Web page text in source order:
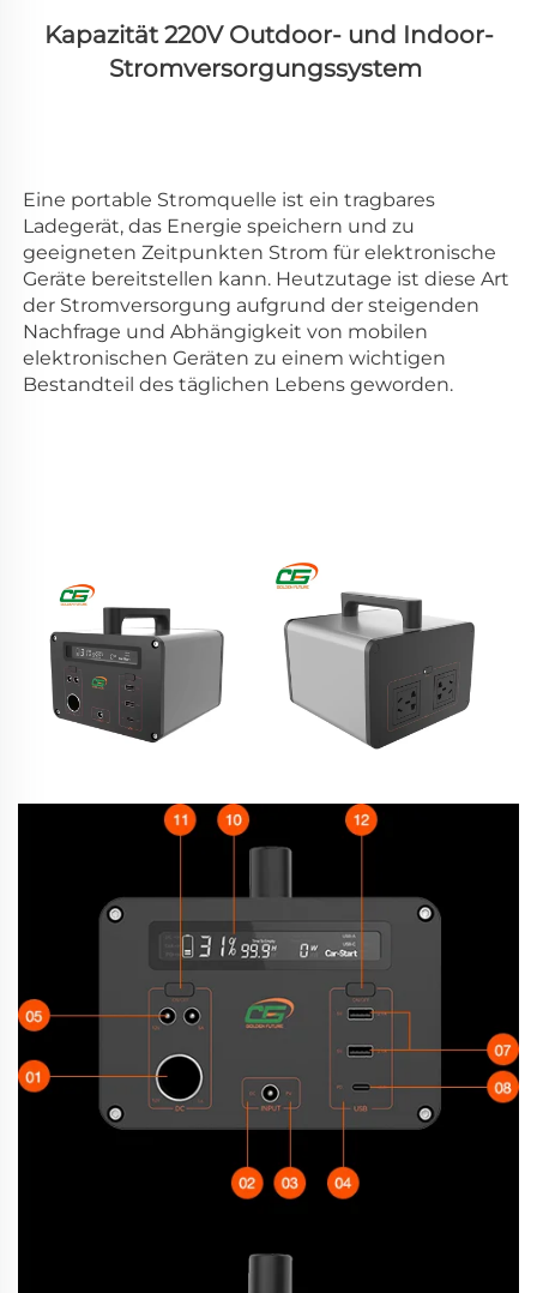
Kapazität 220V Outdoor- und Indoor-
Stromversorgungssystem
Eine portable Stromquelle ist ein tragbares
Ladegerät, das Energie speichern und zu
geeigneten Zeitpunkten Strom für elektronische
Geräte bereitstellen kann. Heutzutage ist diese Art
der Stromversorgung aufgrund der steigenden
Nachfrage und Abhängigkeit von mobilen
elektronischen Geräten zu einem wichtigen
Bestandteil des täglichen Lebens geworden.